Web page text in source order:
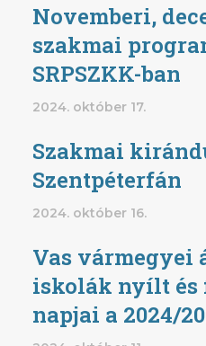
Novemberi,
szakmai
SRPSZKK-ban
2024. október 17.
Szakmai
Szentpéterfán
2024. október 16.
Vas vármegyei
iskolák nyílt és
napjai a 2024/